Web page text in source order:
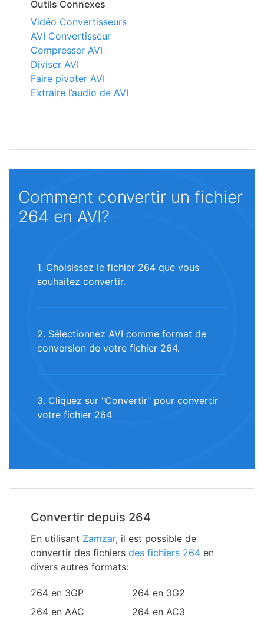
Outils Connexes
Vidéo Convertisseurs
AVI Convertisseur
Compresser AVI
Diviser AVI
Faire pivoter AVI
Extraire l’audio de AVI
Comment convertir un fichier
264 en AVI?
1. Choisissez le fichier 264 que vous
souhaitez convertir.
2. Sélectionnez AVI comme format de
conversion de votre fichier 264.
3. Cliquez sur "Convertir" pour convertir
votre fichier 264
Convertir depuis 264
En utilisant Zamzar, il est possible de
convertir des fichiers des fichiers 264 en
divers autres formats:
264 en 3GP
264 en 3G2
264 en AAC
264 en AC3